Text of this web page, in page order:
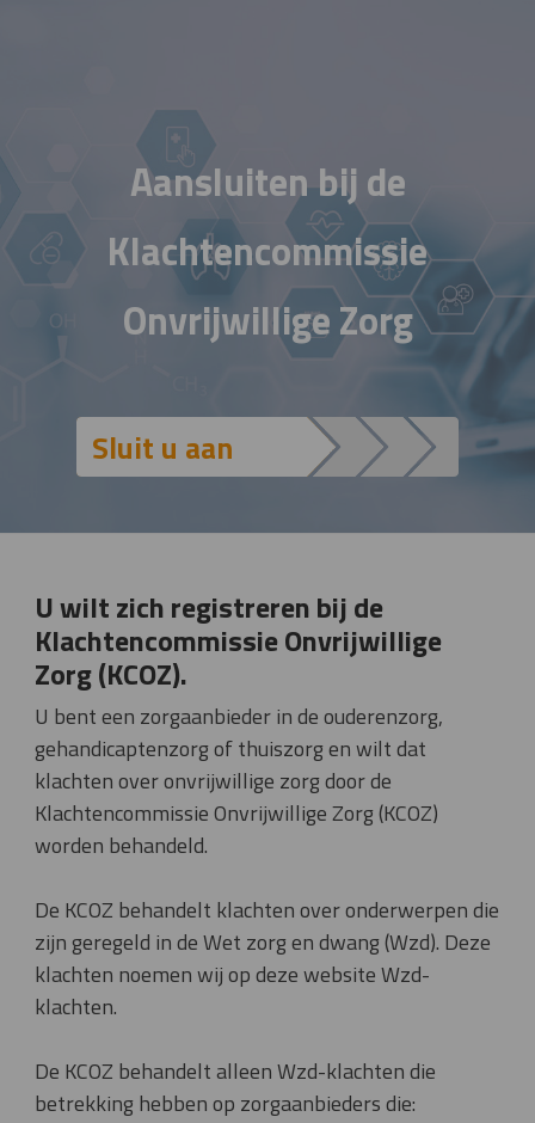
Aansluiten bij de
Klachtencommissie
Onvrijwillige Zorg
Sluit u aan
U wilt zich registreren bij de
Klachtencommissie Onvrijwillige
Zorg (KCOZ).
U bent een zorgaanbieder in de ouderenzorg,
gehandicaptenzorg of thuiszorg en wilt dat
klachten over onvrijwillige zorg door de
Klachtencommissie Onvrijwillige Zorg (KCOZ)
worden behandeld.
De KCOZ behandelt klachten over onderwerpen die
zijn geregeld in de Wet zorg en dwang (Wzd). Deze
klachten noemen wij op deze website Wzd-
klachten.
De KCOZ behandelt alleen Wzd-klachten die
betrekking hebben op zorgaanbieders die: